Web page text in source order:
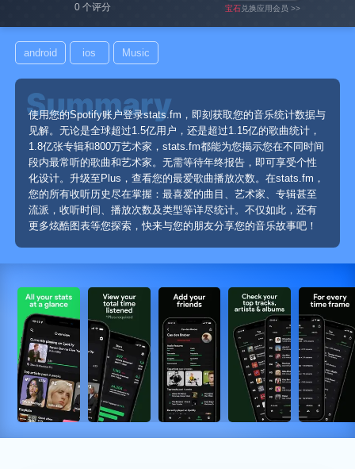
0 个评分 宝石兑换应用会员 >>
android ios Music
使用您的Spotify账户登录stats.fm，即刻获取您的音乐统计数据与
见解。无论是全球超过1.5亿用户，还是超过1.15亿的歌曲统计，
1.8亿张专辑和800万艺术家，stats.fm都能为您揭示您在不同时间
段内最常听的歌曲和艺术家。无需等待年终报告，即可享受个性
化设计。升级至Plus，查看您的最爱歌曲播放次数。在stats.fm，
您的所有收听历史尽在掌握：最喜爱的曲目、艺术家、专辑甚至
流派，收听时间、播放次数及类型等详尽统计。不仅如此，还有
更多炫酷图表等您探索，快来与您的朋友分享您的音乐故事吧！